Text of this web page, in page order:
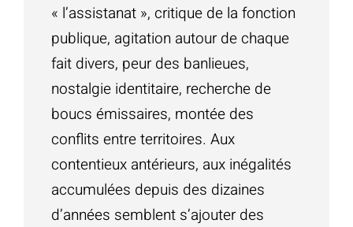
« l’assistanat », critique de la fonction
publique, agitation autour de chaque
fait divers, peur des banlieues,
nostalgie identitaire, recherche de
boucs émissaires, montée des
conflits entre territoires. Aux
contentieux antérieurs, aux inégalités
accumulées depuis des dizaines
d’années semblent s’ajouter des